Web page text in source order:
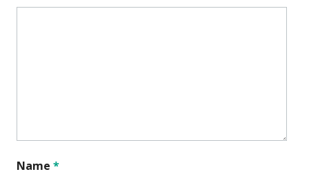
Name *